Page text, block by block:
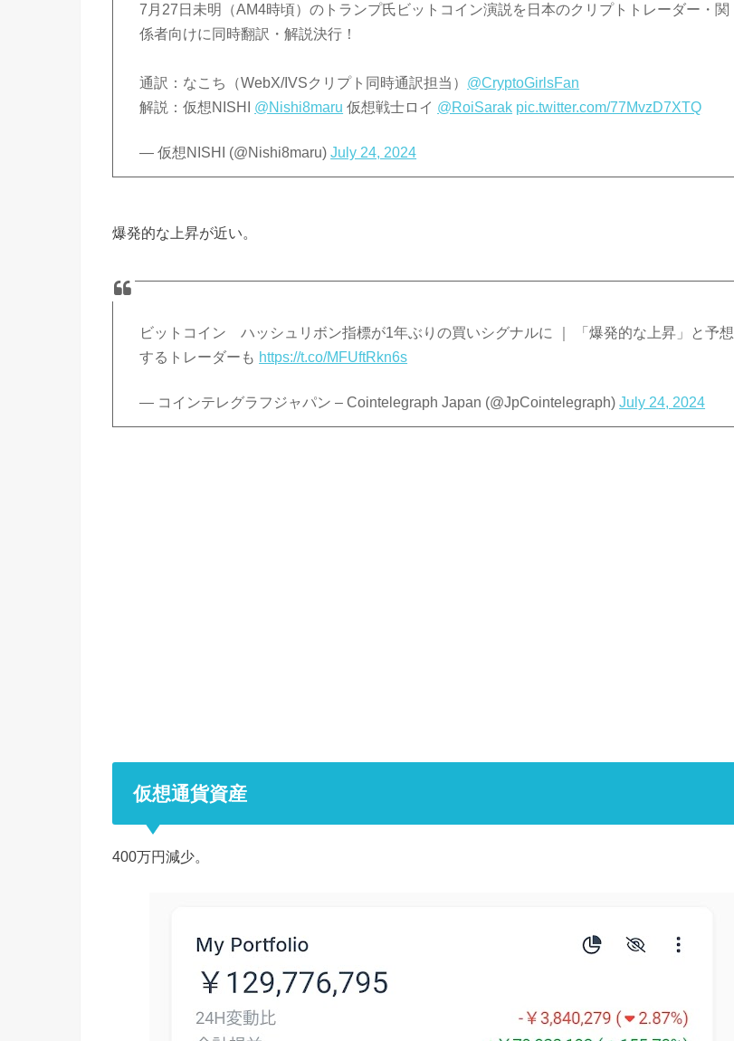
7月27日未明（AM4時頃）のトランプ氏ビットコイン演説を日本のクリプトトレーダー・関
係者向けに同時翻訳・解説決行！
通訳：なこち（WebX/IVSクリプト同時通訳担当） @CryptoGirlsFan
解説：仮想NISHI @Nishi8maru 仮想戦士ロイ @RoiSarak pic.twitter.com/77MvzD7XTQ
— 仮想NISHI (@Nishi8maru)July 24, 2024
爆発的な上昇が近い。
ビットコイン ハッシュリボン指標が1年ぶりの買いシグナルに ｜ 「爆発的な上昇」と予想
するトレーダーも https://t.co/MFUftRkn6s
— コインテレグラフジャパン – Cointelegraph Japan (@JpCointelegraph)July 24, 2024
仮想通貨資産
400万円減少。